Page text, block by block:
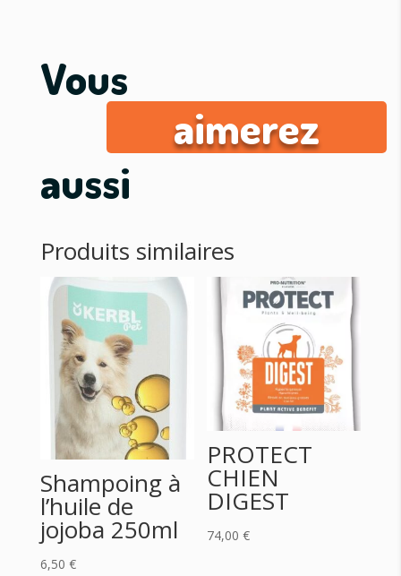
Vous
aimerez
aussi
Produits similaires
Shampoing à
l’huile de
jojoba 250ml
6,50 €
PROTECT
CHIEN
DIGEST
74,00€